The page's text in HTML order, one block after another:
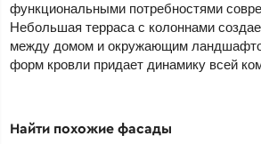
функциональными потребностями
Небольшая терраса с колоннами
между домом и окружающим
форм кровли придает динамику всей
Найти похожие фасады